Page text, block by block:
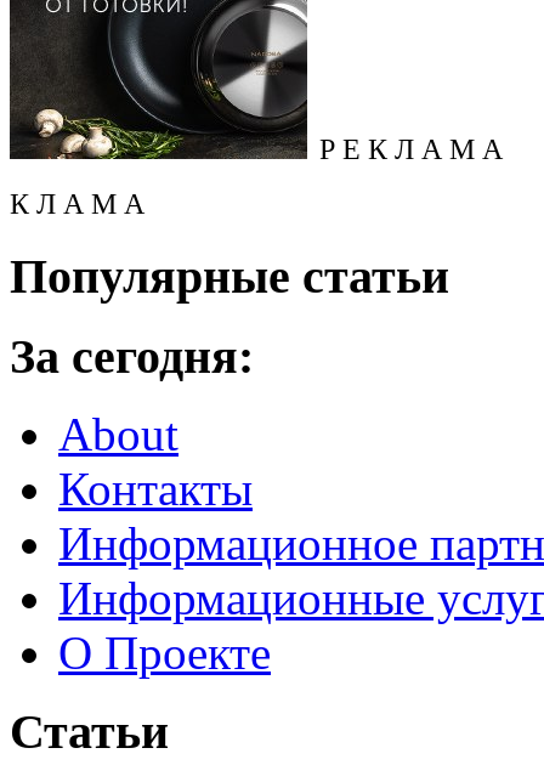
Р Е К Л А М А
К Л А М А
Популярные статьи
За сегодня:
About
Контакты
Информационное
Информационные
О Проекте
Статьи